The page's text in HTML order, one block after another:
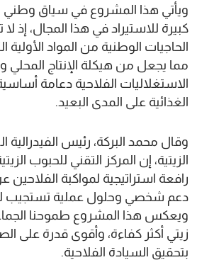
ويأتي هذا المشروع في سياق وطني
كبيرة للاستيراد في هذا المجال، إذ
الحاجيات الوطنية من المواد الأولية
مما يجعل من هيكلة الإنتاج المحلي
الاستغلاليات الفلاحية دعامة
الغذائية على المدى البعيد.
وقال محمد البركة، رئيس الفيدرالية
الزيتية، إن المركز التقني للحبوب
رافعة استراتيجية لمواكبة
دعم شخصي وحلول عملية تستجيب
ويعكس هذا المشروع طموحنا
زيتي أكثر كفاءة، وأقوى قدرة على
بتحقيق السيادة الفلاحية.